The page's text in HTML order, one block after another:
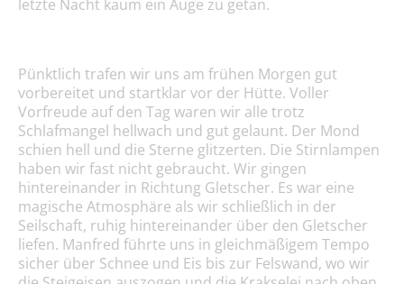
letzte Nacht kaum ein Auge zu getan.
Pünktlich trafen wir uns am frühen Morgen gut
vorbereitet und startklar vor der Hütte. Voller
Vorfreude auf den Tag waren wir alle trotz
Schlafmangel hellwach und gut gelaunt. Der Mond
schien hell und die Sterne glitzerten. Die Stirnlampen
haben wir fast nicht gebraucht. Wir gingen
hintereinander in Richtung Gletscher. Es war eine
magische Atmosphäre als wir schließlich in der
Seilschaft, ruhig hintereinander über den Gletscher
liefen. Manfred führte uns in gleichmäßigem Tempo
sicher über Schnee und Eis bis zur Felswand, wo wir